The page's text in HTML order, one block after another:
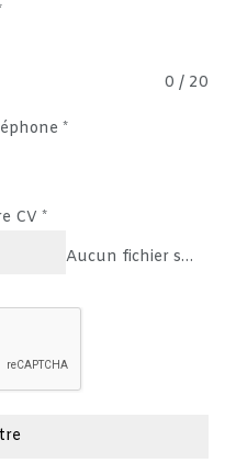
0 / 20
*
CV *
Aucun fichier sélectionné